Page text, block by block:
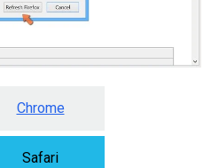
Chrome
Safari